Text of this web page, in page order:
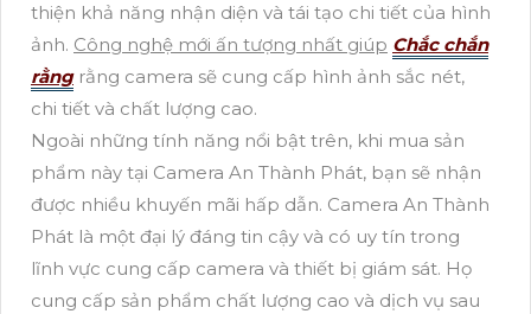
thiện khả năng nhận diện và tái tạo chi tiết của hình
ảnh. Công nghệ mới ấn tượng nhất giúp Chắc chắn
rằngrằng camera sẽ cung cấp hình ảnh sắc nét,
chi tiết và chất lượng cao.
Ngoài những tính năng nổi bật trên, khi mua sản
phẩm này tại Camera An Thành Phát, bạn sẽ nhận
được nhiều khuyến mãi hấp dẫn. Camera An Thành
Phát là một đại lý đáng tin cậy và có uy tín trong
lĩnh vực cung cấp camera và thiết bị giám sát. Họ
cung cấp sản phẩm chất lượng cao và dịch vụ sau